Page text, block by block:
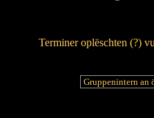
Terminer oplëschten (?)